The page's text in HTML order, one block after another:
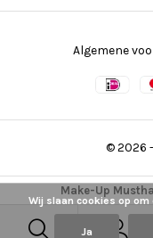
© 2026 -
Algemene
Make-Up
Wij slaan cookies op
Ja